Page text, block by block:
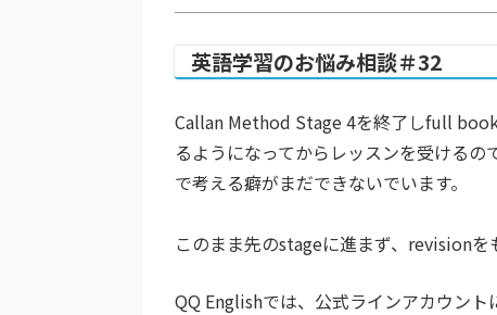
英語学習のお悩み相談＃32
Callan Method Stage 4を終了しfull
るようになってからレッスンを受ける
で考える癖がまだできないでいます。
このまま先のstageに進まず、revisionを
QQ Englishでは、公式ラインアカウン